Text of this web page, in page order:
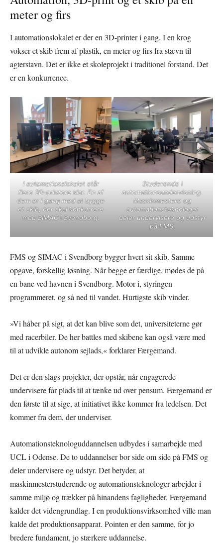
meter og firs
I automationslokalet er der en 3D-printer i gang. I en krog
vokser et skib frem af plastik, en meter og firs fra stævn til
agterstavn. Det er ikke et skoleprojekt i traditionel forstand. Det
er en konkurrence.
I automationslokalet står
flere 3D-printere klar. En af
dem er i gang med at bygge
et skib, der skal konkurrere
mod SIMAC i Svendborg.
Studerende i
automationsundervisning.
Maskinmestere og
automationsteknologer
deler undervisere og udstyr
på FMS.
FMS og SIMAC i Svendborg bygger hvert sit skib. Samme
opgave, forskellig løsning. Når begge er færdige, mødes de på
en bane ved havnen i Svendborg. Motor i, styringen
programmeret, og så ned til vandet. Hurtigste skib vinder.
»Vi håber på sigt, at det kan blive som det, universiteterne gør
med racerbiler. De her battles med skibene kan også være med
til at udvikle autonom sejlads,« forklarer Færgemand.
Det er den slags projekter, der opstår, når engagerede
undervisere får plads til at tænke ud over pensum. Færgemand er
den første til at sige, at initiativet ikke kommer fra ledelsen. Det
kommer fra dem, der underviser.
Automationsteknologuddannelsen udbydes i samarbejde med
UCL i Odense. De to uddannelser bor side om side på FMS og
deler undervisere og udstyr. Det betyder, at
maskinmesterstuderende og automationsteknologer arbejder i
samme miljø og trækker på hinandens fagligheder. Færgemand
kalder det videngrundlag. I en produktionsvirksomhed ville man
kalde det produktionsapparat. Pointen er den samme, for jo
bredere fundament, jo stærkere uddannelse.